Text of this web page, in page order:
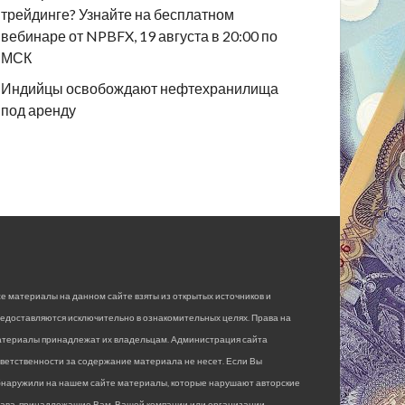
трейдинге? Узнайте на бесплатном
вебинаре от NPBFX, 19 августа в 20:00 по
МСК
Индийцы освобождают нефтехранилища
под аренду
материалы на данном сайте взяты из открытых источников и
исключительно в ознакомительных целях. Права на
принадлежат их владельцам. Администрация сайта
за содержание материала не несет. Если Вы
на нашем сайте материалы, которые нарушают авторские